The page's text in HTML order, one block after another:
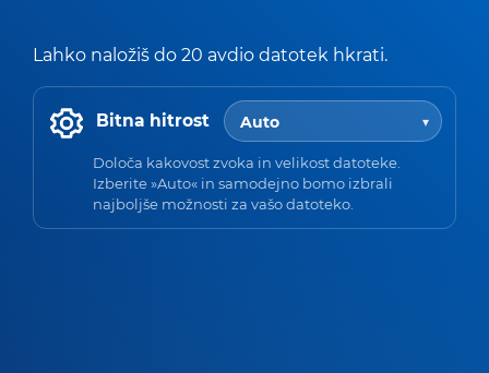
Lahko naložiš do 20 avdio datotek hkrati.
Bitna hitrost
Določa kakovost zvoka in velikost datoteke.
Izberite »Auto« in samodejno bomo izbrali
najboljše možnosti za vašo datoteko.